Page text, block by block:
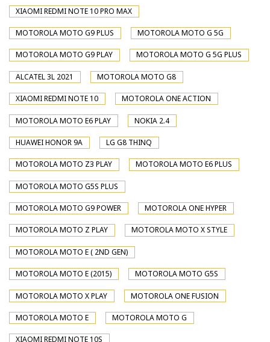
XIAOMI REDMI NOTE 10 PRO MAX
MOTOROLA MOTO G9 PLUS MOTOROLA MOTO G 5G
MOTOROLA MOTO G9 PLAY MOTOROLA MOTO G 5G PLUS
ALCATEL 3L 2021 MOTOROLA MOTO G8
XIAOMI REDMI NOTE 10 MOTOROLA ONE ACTION
MOTOROLA MOTO E6 PLAY NOKIA 2.4
HUAWEI HONOR 9A LG G8 THINQ
MOTOROLA MOTO Z3 PLAY MOTOROLA MOTO E6 PLUS
MOTOROLA MOTO G5S PLUS
MOTOROLA MOTO G9 POWER MOTOROLA ONE HYPER
MOTOROLA MOTO Z PLAY MOTOROLA MOTO X STYLE
MOTOROLA MOTO E ( 2ND GEN)
MOTOROLA MOTO E (2015) MOTOROLA MOTO G5S
MOTOROLA MOTO X PLAY MOTOROLA ONE FUSION
MOTOROLA MOTO E MOTOROLA MOTO G
XIAOMI REDMI NOTE 10S